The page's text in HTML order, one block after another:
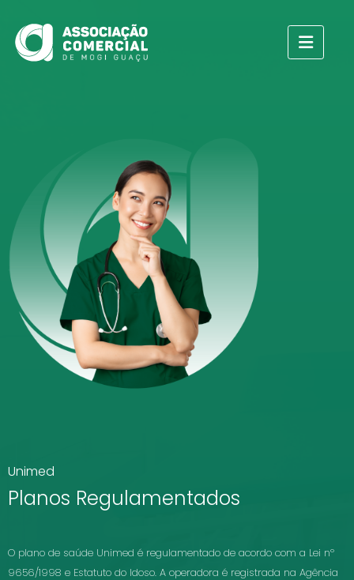
Unimed
Planos Regulamentados
O plano de saúde Unimed é regulamentado de acordo com a Lei nº
9656/1998 e Estatuto do Idoso. A operadora é registrada na Agência